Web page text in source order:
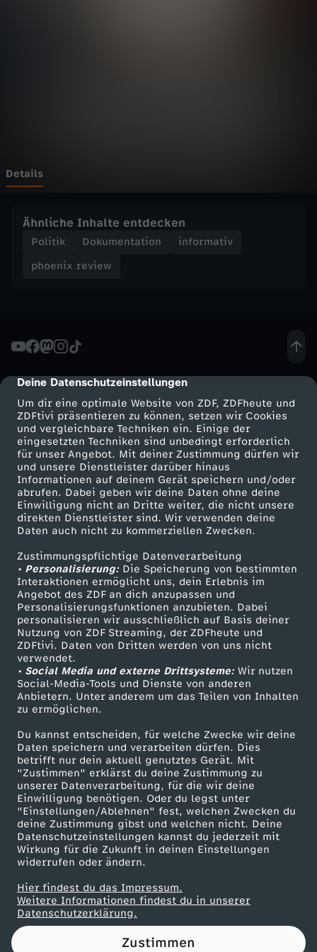
cmp-dialog-description
Deine Datenschutzeinstellungen
Um dir eine optimale Website von ZDF, ZDFheute und
ZDFtivi präsentieren zu können, setzen wir Cookies
und vergleichbare Techniken ein. Einige der
eingesetzten Techniken sind unbedingt erforderlich
für unser Angebot. Mit deiner Zustimmung dürfen wir
und unsere Dienstleister darüber hinaus
Informationen auf deinem Gerät speichern und/oder
abrufen. Dabei geben wir deine Daten ohne deine
Einwilligung nicht an Dritte weiter, die nicht unsere
direkten Dienstleister sind. Wir verwenden deine
Daten auch nicht zu kommerziellen Zwecken.
Zustimmungspflichtige Datenverarbeitung
• Personalisierung:Die Speicherung von bestimmten
Interaktionen ermöglicht uns, dein Erlebnis im
Angebot des ZDF an dich anzupassen und
Personalisierungsfunktionen anzubieten. Dabei
personalisieren wir ausschließlich auf Basis deiner
Nutzung von ZDF Streaming, der ZDFheute und
ZDFtivi. Daten von Dritten werden von uns nicht
verwendet.
• Social Media und externe Drittsysteme:Wir nutzen
Social-Media-Tools und Dienste von anderen
Anbietern. Unter anderem um das Teilen von Inhalten
zu ermöglichen.
Du kannst entscheiden, für welche Zwecke wir deine
Daten speichern und verarbeiten dürfen. Dies
betrifft nur dein aktuell genutztes Gerät. Mit
"Zustimmen" erklärst du deine Zustimmung zu
unserer Datenverarbeitung, für die wir deine
Einwilligung benötigen. Oder du legst unter
"Einstellungen/Ablehnen" fest, welchen Zwecken du
deine Zustimmung gibst und welchen nicht. Deine
Datenschutzeinstellungen kannst du jederzeit mit
Wirkung für die Zukunft in deinen Einstellungen
widerrufen oder ändern.
Hier findest du das Impressum.
Weitere Informationen findest du in unserer
Datenschutzerklärung.
Zustimmen
w
H
t
o
r
i
s
c
h
e
s
F
r
i
e
d
e
n
s
g
Details
Ähnliche Inhalte entdecken
Politik Dokumentation
informativ
phoenix review
Mehr ZDF
ZDF-Apps
Smart TV
ZDFtext
Livestreams
Sendungen A-Z
TV-Programm
Service
ZDFmitreden
Kontakt zum ZDF
Tickets
Zuschauerservice
Hilfe
ZDF Unternehmen
Karriere
ZDF goes Schule
Werbefernsehen
Mainzelmännchen
Partner